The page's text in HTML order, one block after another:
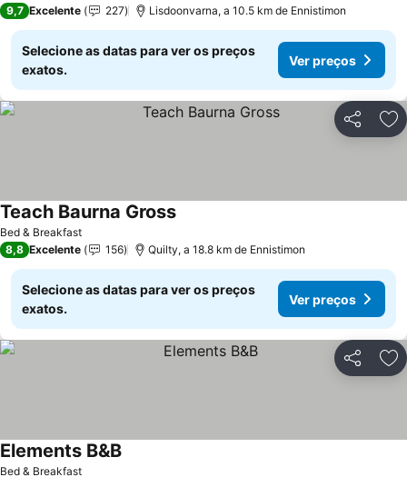
9,7 Excelente 227 Lisdoonvarna, a 10.5 km de Ennistimon
Selecione as datas para ver os preços
exatos.
Ver preços
Partilhar
Bed & Breakfast
Teach Baurna Gross
8,8 Excelente 156 Quilty, a 18.8 km de Ennistimon
Selecione as datas para ver os preços
exatos.
Ver preços
Partilhar
Bed & Breakfast
Elements B&B